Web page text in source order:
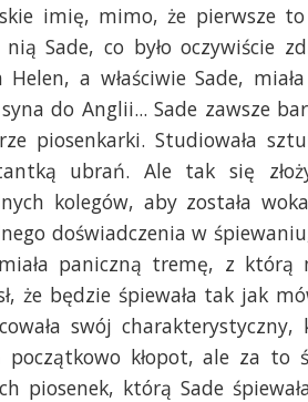
imię, mimo, że pierwsze
Sade, co było oczywiście
a właściwie Sade,
do Anglii... Sade zawsze
piosenkarki. Studiowała
ubrań. Ale tak się
kolegów, aby została
doświadczenia w
paniczną tremę, z którą
że będzie śpiewała tak jak
swój
kłopot, ale za to
piosenek, którą Sade